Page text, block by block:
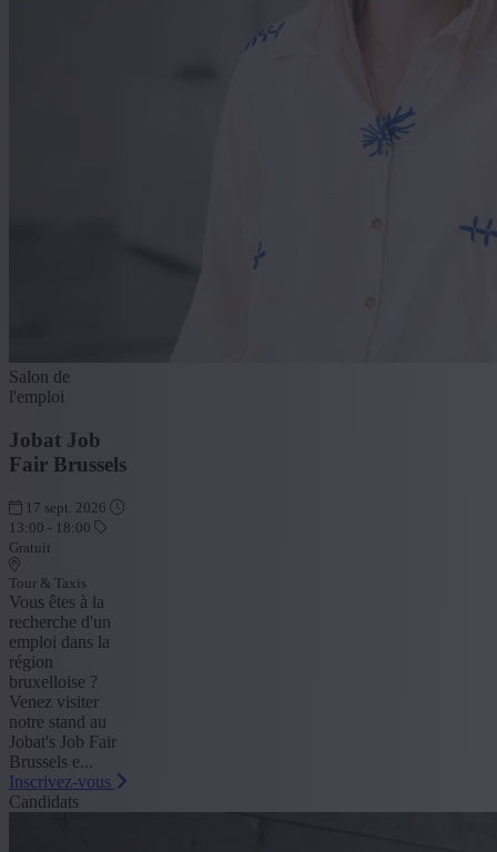
Salon de
l'emploi
Jobat Job
Fair Brussels
17 sept. 2026
13:00 - 18:00
Gratuit
Tour & Taxis
Vous êtes à la
recherche d'un
emploi dans la
région
bruxelloise ?
Venez visiter
notre stand au
Jobat's Job Fair
Brussels e...
Inscrivez-vous
Candidats